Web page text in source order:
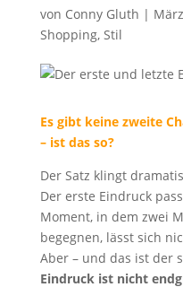
von Conny Gluth |
Shopping, Stil
Es gibt keine zweite
– ist das so?
Der Satz klingt
Der erste Eindruck
Moment, in dem zwei
begegnen, lässt sich
Aber – und das ist der
Eindruck ist nicht